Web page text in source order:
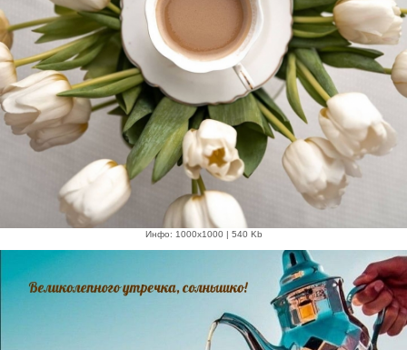
Инфо: 1000х1000 | 540 Kb